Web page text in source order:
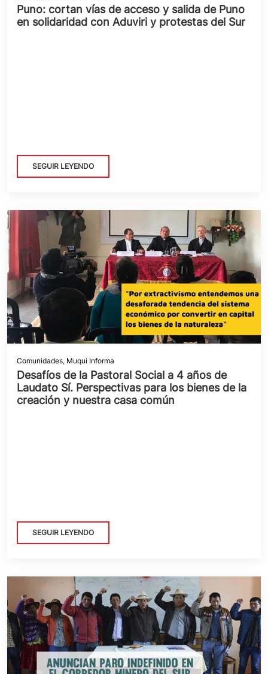
Puno: cortan vías de acceso y salida de Puno
en solidaridad con Aduviri y protestas del Sur
SEGUIR LEYENDO
Comunidades, Muqui Informa
Desafíos de la Pastoral Social a 4 años de
Laudato Sí. Perspectivas para los bienes de la
creación y nuestra casa común
SEGUIR LEYENDO